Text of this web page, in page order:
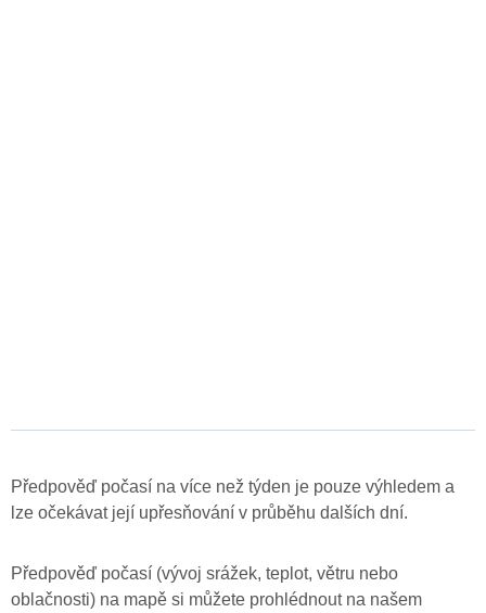
Předpověď počasí na více než týden je pouze výhledem a
lze očekávat její upřesňování v průběhu dalších dní.
Předpověď počasí (vývoj srážek, teplot, větru nebo
oblačnosti) na mapě si můžete prohlédnout na našem